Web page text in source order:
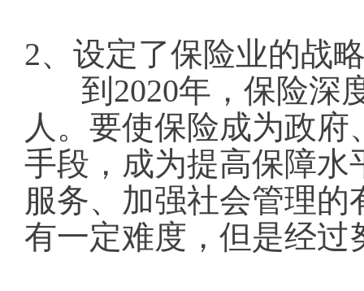
2、设定了保险业的战
到2020年，保险深
人。要使保险成为政
手段，成为提高保障水
服务、加强社会管理
有一定难度，但是经过